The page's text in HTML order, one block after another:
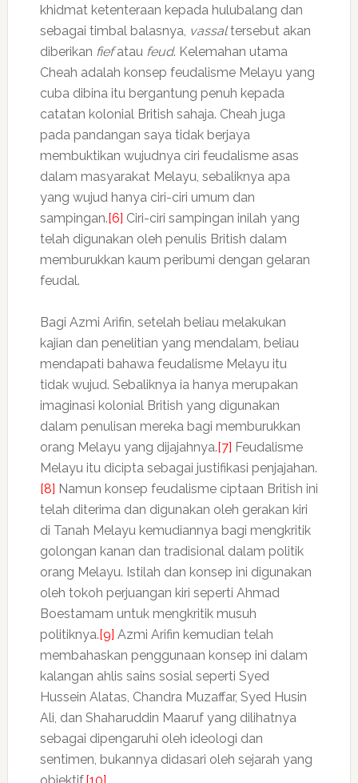
khidmat ketenteraan kepada hulubalang dan
sebagai timbal balasnya, vassaltersebut akan
diberikan fiefatau feud. Kelemahan utama
Cheah adalah konsep feudalisme Melayu yang
cuba dibina itu bergantung penuh kepada
catatan kolonial British sahaja. Cheah juga
pada pandangan saya tidak berjaya
membuktikan wujudnya ciri feudalisme asas
dalam masyarakat Melayu, sebaliknya apa
yang wujud hanya ciri-ciri umum dan
sampingan.[6] Ciri-ciri sampingan inilah yang
telah digunakan oleh penulis British dalam
memburukkan kaum peribumi dengan gelaran
feudal.
Bagi Azmi Arifin, setelah beliau melakukan
kajian dan penelitian yang mendalam, beliau
mendapati bahawa feudalisme Melayu itu
tidak wujud. Sebaliknya ia hanya merupakan
imaginasi kolonial British yang digunakan
dalam penulisan mereka bagi memburukkan
orang Melayu yang dijajahnya.[7] Feudalisme
Melayu itu dicipta sebagai justifikasi penjajahan.
[8] Namun konsep feudalisme ciptaan British ini
telah diterima dan digunakan oleh gerakan kiri
di Tanah Melayu kemudiannya bagi mengkritik
golongan kanan dan tradisional dalam politik
orang Melayu. Istilah dan konsep ini digunakan
oleh tokoh perjuangan kiri seperti Ahmad
Boestamam untuk mengkritik musuh
politiknya.[9] Azmi Arifin kemudian telah
membahaskan penggunaan konsep ini dalam
kalangan ahlis sains sosial seperti Syed
Hussein Alatas, Chandra Muzaffar, Syed Husin
Ali, dan Shaharuddin Maaruf yang dilihatnya
sebagai dipengaruhi oleh ideologi dan
sentimen, bukannya didasari oleh sejarah yang